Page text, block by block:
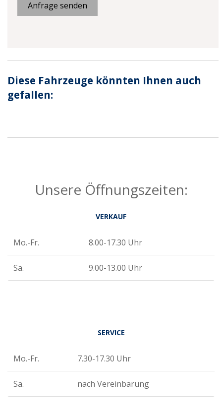
Anfrage senden
Diese Fahrzeuge könnten Ihnen auch
gefallen:
Unsere Öffnungszeiten:
VERKAUF
Mo.-Fr. 8.00-17.30 Uhr
Sa. 9.00-13.00 Uhr
SERVICE
Mo.-Fr. 7.30-17.30 Uhr
Sa. nach Vereinbarung